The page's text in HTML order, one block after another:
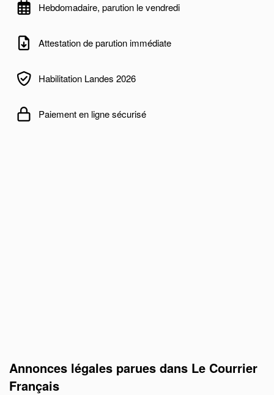
Hebdomadaire, parution le vendredi
Attestation de parution immédiate
Habilitation Landes 2026
Paiement en ligne sécurisé
Annonces légales parues dans Le Courrier
Français